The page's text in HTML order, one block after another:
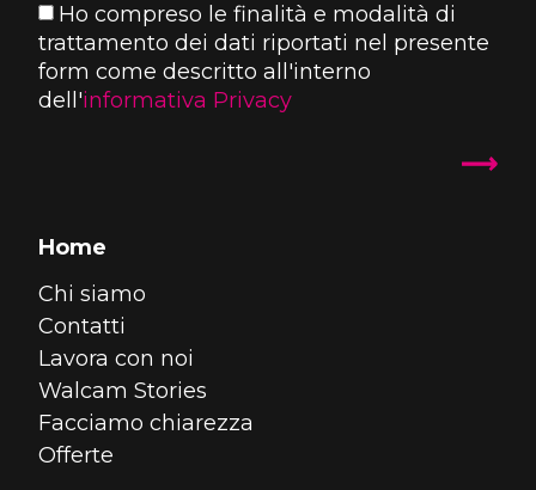
Ho compreso le finalità e modalità di
trattamento dei dati riportati nel presente
form come descritto all'interno
dell'informativa Privacy
Home
Chi siamo
Contatti
Lavora con noi
Walcam Stories
Facciamo chiarezza
Offerte